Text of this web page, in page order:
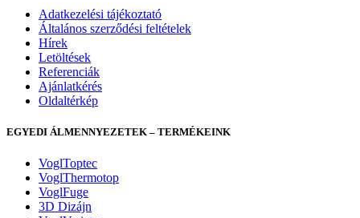
Adatkezelési tájékoztató
Általános szerződési feltételek
Hírek
Letöltések
Referenciák
Ajánlatkérés
Oldaltérkép
EGYEDI ÁLMENNYEZETEK – TERMÉKEINK
VoglToptec
VoglThermotop
VoglFuge
3D Dizájn